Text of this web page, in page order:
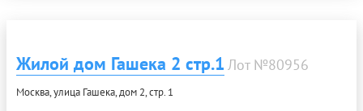
Жилой дом Гашека 2 стр.1 Лот №80956
Москва, улица Гашека, дом 2, стр. 1